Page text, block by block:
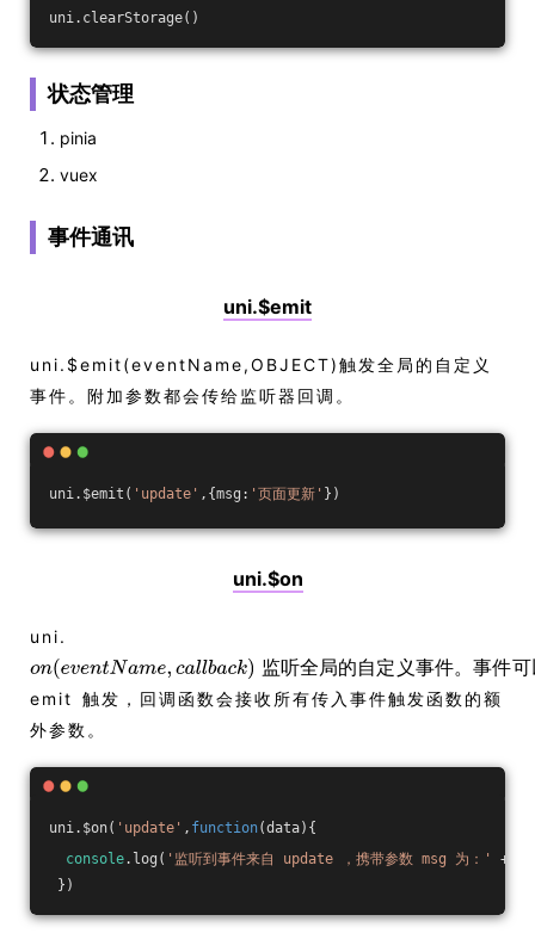
uni.clearStorage()
状态管理
pinia
vuex
事件通讯
uni.$emit
uni.$emit(eventName,OBJECT)触发全局的自定义
事件。附加参数都会传给监听器回调。
uni.$emit( 'update' ,{msg: '页面更新' })
uni.$on
uni.
监听全局的自定 义事件。 事件可
emit 触发，回调函数会接收所有传入事件触发函数的额
外参数。
uni.$on( 'update' , function(data) {
console.log( '监听到事件来自 update ，携带参数 msg 为：'
+
})